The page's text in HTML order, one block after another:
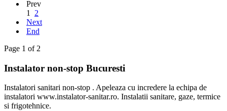
Prev
1
2
Next
End
Page 1 of 2
Instalator non-stop Bucuresti
Instalatori sanitari non-stop . Apeleaza cu incredere la echipa de
instalatori www.instalator-sanitar.ro. Instalatii sanitare, gaze, termice
si frigotehnice.